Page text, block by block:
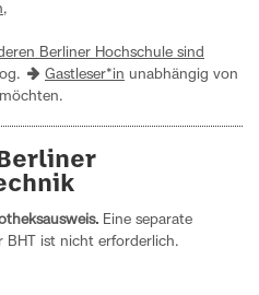
,
Berliner Hochschule sind
Gastleser*in ​​​​​​​unabhängig von
Eine separate
BHT ist nicht erforderlich.